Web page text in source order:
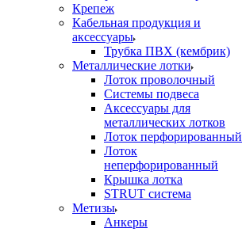
Крепеж
Кабельная продукция и
аксессуары
Трубка ПВХ (кембрик)
Металлические лотки
Лоток проволочный
Системы подвеса
Аксессуары для
металлических лотков
Лоток перфорированный
Лоток
неперфорированный
Крышка лотка
STRUT система
Метизы
Анкеры